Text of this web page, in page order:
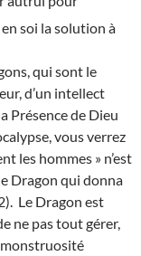
soi la solution à
qui sont le
d’un intellect
Présence de Dieu
vous verrez
les hommes » n’est
Dragon qui donna
Le Dragon est
ne pas tout gérer,